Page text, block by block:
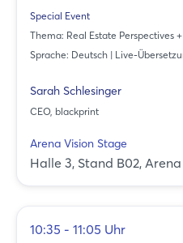
Special Event
Thema: Real Estate Perspectives
Sprache: Deutsch | Live-
Sarah Schlesinger
CEO, blackprint
Arena Vision Stage
Halle 3, Stand B02,
10:35 - 11:05 Uhr